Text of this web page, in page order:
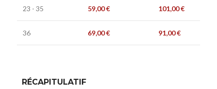
23 - 35 59,00€ 101,00€
36 69,00€ 91,00€
RÉCAPITULATIF